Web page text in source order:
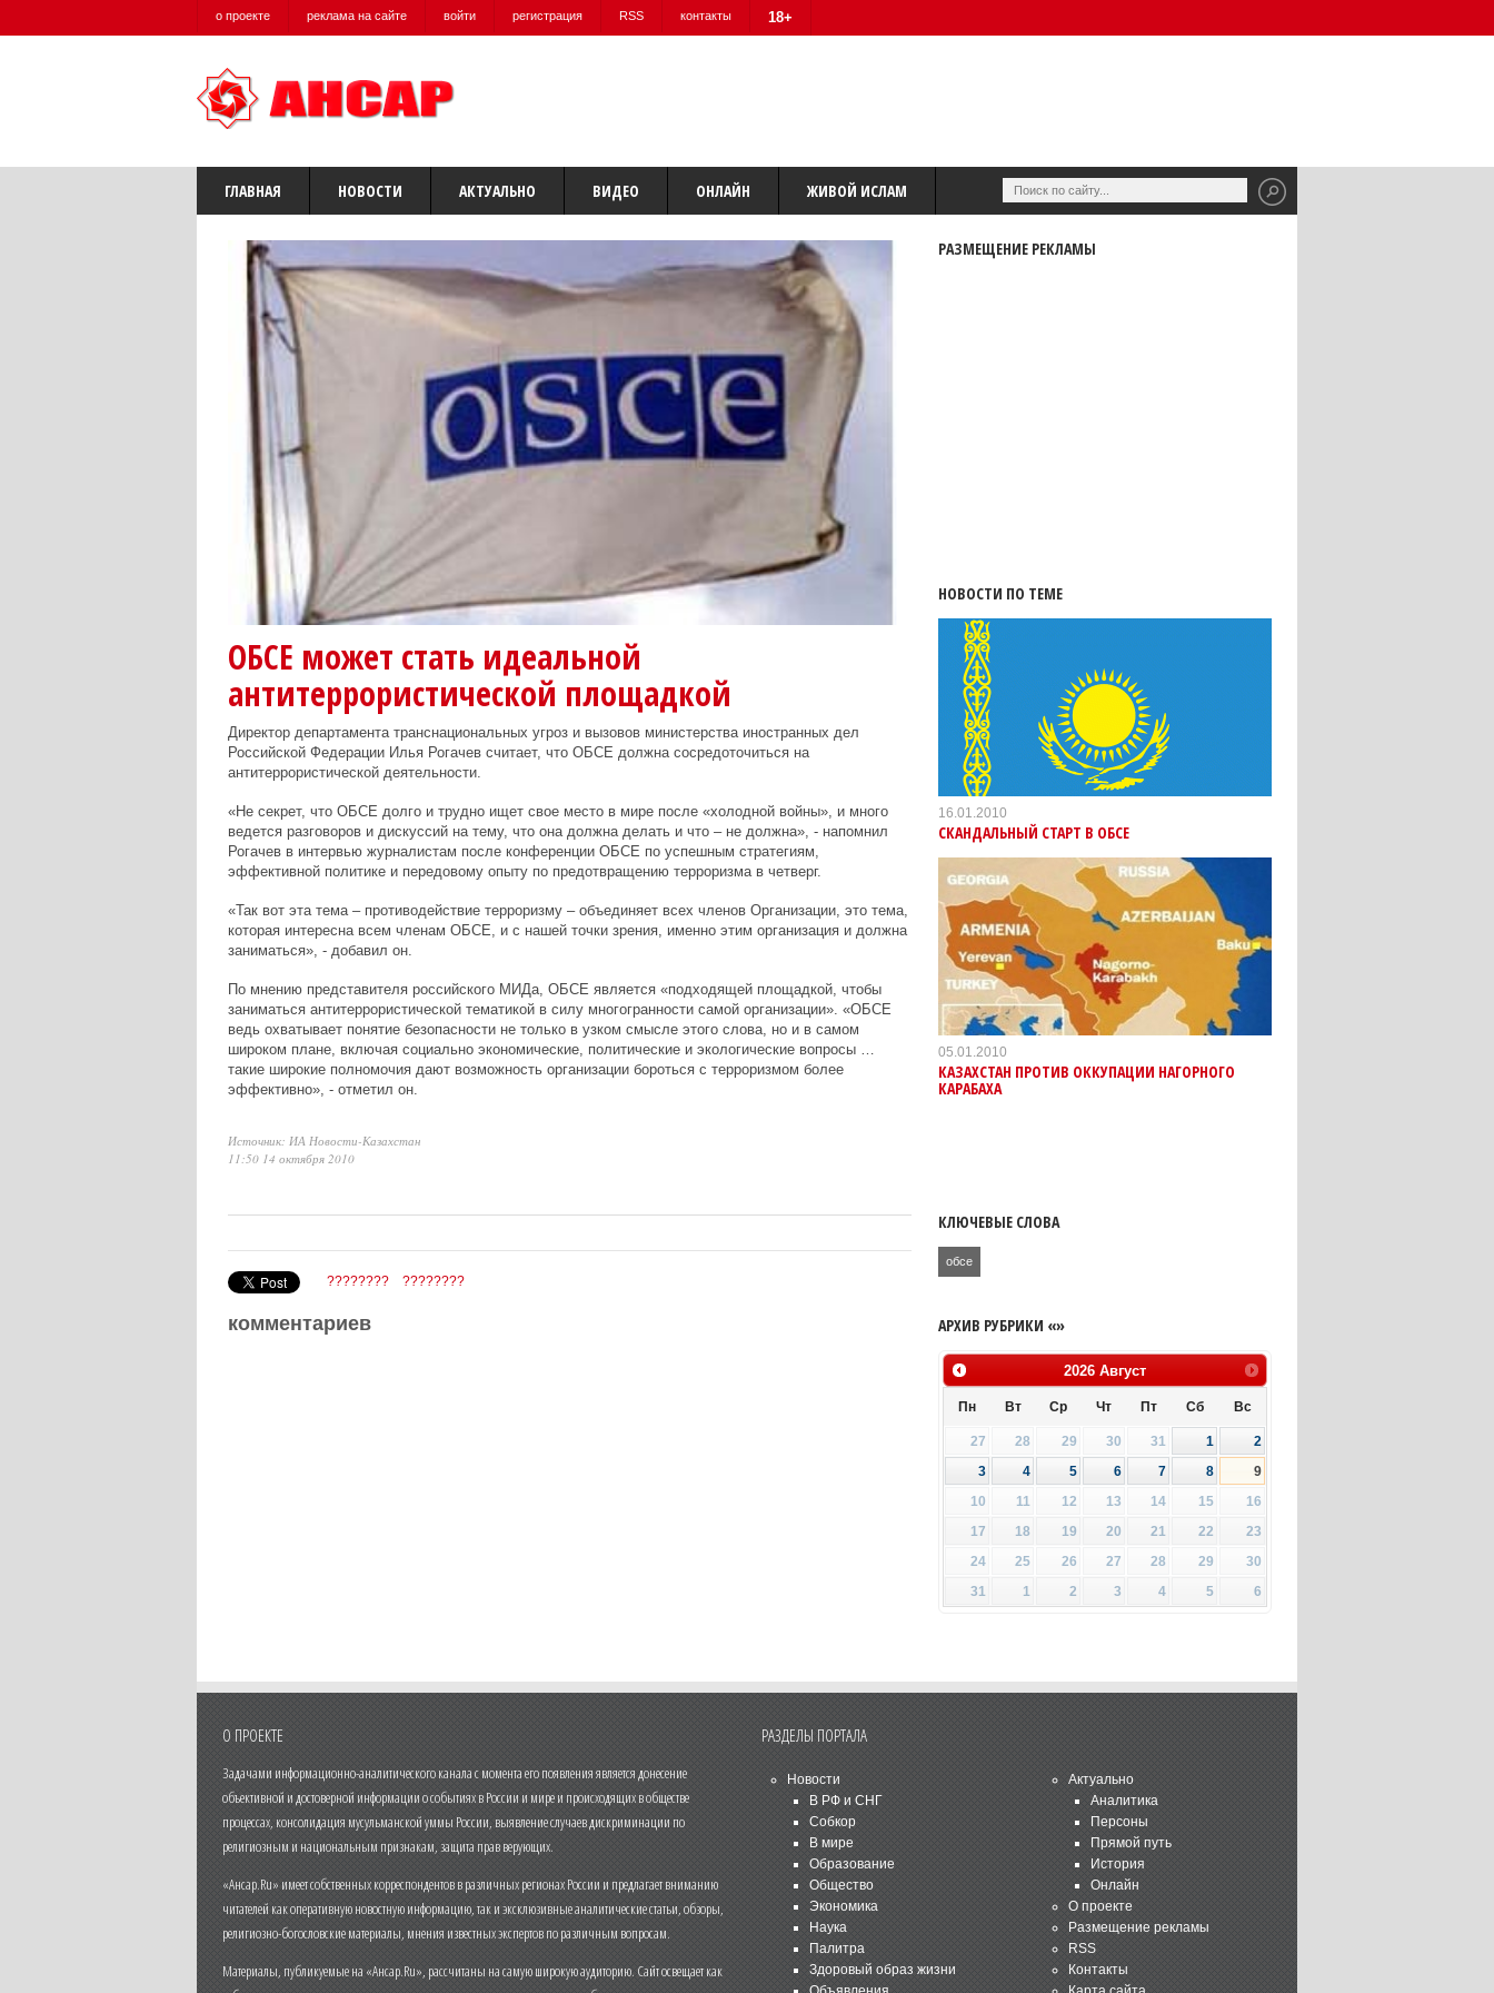
о проекте реклама на сайте войти регистрация RSS контакты 18+
ГЛАВНАЯ НОВОСТИ АКТУАЛЬНО ВИДЕО ОНЛАЙН ЖИВОЙ ИСЛАМ
ОБСЕ может стать идеальной
антитеррористической площадкой
Директор департамента транснациональных угроз и вызовов министерства иностранных дел
Российской Федерации Илья Рогачев считает, что ОБСЕ должна сосредоточиться на
антитеррористической деятельности.
«Не секрет, что ОБСЕ долго и трудно ищет свое место в мире после «холодной войны», и много
ведется разговоров и дискуссий на тему, что она должна делать и что – не должна», - напомнил
Рогачев в интервью журналистам после конференции ОБСЕ по успешным стратегиям,
эффективной политике и передовому опыту по предотвращению терроризма в четверг.
«Так вот эта тема – противодействие терроризму – объединяет всех членов Организации, это тема,
которая интересна всем членам ОБСЕ, и с нашей точки зрения, именно этим организация и должна
заниматься», - добавил он.
По мнению представителя российского МИДа, ОБСЕ является «подходящей площадкой, чтобы
заниматься антитеррористической тематикой в силу многогранности самой организации». «ОБСЕ
ведь охватывает понятие безопасности не только в узком смысле этого слова, но и в самом
широком плане, включая социально экономические, политические и экологические вопросы …
такие широкие полномочия дают возможность организации бороться с терроризмом более
эффективно», - отметил он.
Источник: ИА Новости-Казахстан
11:50 14 октября 2010
???????? ????????
комментариев
РАЗМЕЩЕНИЕ РЕКЛАМЫ
НОВОСТИ ПО ТЕМЕ
16.01.2010
СКАНДАЛЬНЫЙ СТАРТ В ОБСЕ
05.01.2010
КАЗАХСТАН ПРОТИВ ОККУПАЦИИ НАГОРНОГО
КАРАБАХА
КЛЮЧЕВЫЕ СЛОВА
обсе
АРХИВ РУБРИКИ «»
2026 Август
Пн Вт Ср Чт Пт Сб Вс
27 28 29 30 31 1
2
3
4 5 6 7 8
9
10
11 12 13 14 15
16
17
18 19 20 21 22
23
24
25 26 27 28 29
30
31
1 2 3 4 5 6
О ПРОЕКТЕ
Задачами информационно-аналитического канала с момента его появления является донесение
объективной и достоверной информации о событиях в России и мире и происходящих в обществе
процессах, консолидация мусульманской уммы России, выявление случаев дискриминации по
религиозным и национальным признакам, защита прав верующих.
«Ансар.Ru» имеет собственных корреспондентов в различных регионах России и предлагает вниманию
читателей как оперативную новостную информацию, так и эксклюзивные аналитические статьи, обзоры,
религиозно-богословские материалы, мнения известных экспертов по различным вопросам.
Материалы, публикуемые на «Ансар.Ru», рассчитаны на самую широкую аудиторию. Сайт освещает как
РАЗДЕЛЫ ПОРТАЛА
Новости
В РФ и СНГ
Собкор
В мире
Образование
Общество
Экономика
Наука
Палитра
Здоровый образ жизни
Актуально
Аналитика
Персоны
Прямой путь
История
Онлайн
О проекте
Размещение рекламы
RSS
Контакты